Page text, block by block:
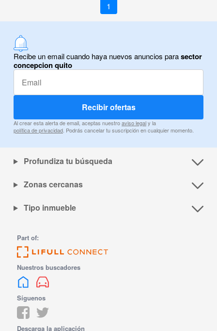
1
Recibe un email cuando haya nuevos anuncios parasector
concepcion quito
Recibir ofertas
Al crear esta alerta de email, aceptas nuestroaviso legaly la
política de privacidad. Podrás cancelar tu suscripción en cualquier momento.
Profundiza tu búsqueda
Zonas cercanas
Tipo inmueble
Part of:
Nuestros buscadores
Síguenos
Descarga la aplicación